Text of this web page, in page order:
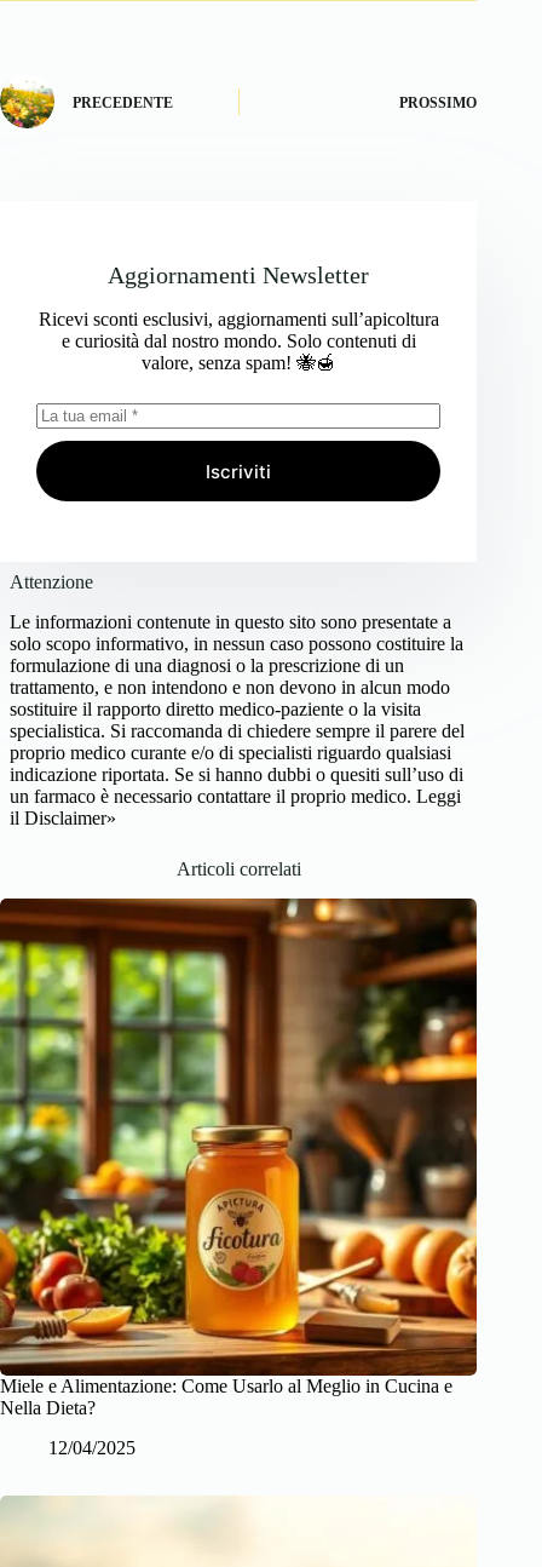
PRECEDENTE PROSSIMO
Aggiornamenti Newsletter
Ricevi sconti esclusivi, aggiornamenti sull’apicoltura
e curiosità dal nostro mondo. Solo contenuti di
valore, senza spam! 🐝🍯
Iscriviti
Attenzione
Le informazioni contenute in questo sito sono presentate a
solo scopo informativo, in nessun caso possono costituire la
formulazione di una diagnosi o la prescrizione di un
trattamento, e non intendono e non devono in alcun modo
sostituire il rapporto diretto medico-paziente o la visita
specialistica. Si raccomanda di chiedere sempre il parere del
proprio medico curante e/o di specialisti riguardo qualsiasi
indicazione riportata. Se si hanno dubbi o quesiti sull’uso di
un farmaco è necessario contattare il proprio medico. Leggi
il Disclaimer»
Articoli correlati
Miele e Alimentazione: Come Usarlo al Meglio in Cucina e
Nella Dieta?
12/04/2025